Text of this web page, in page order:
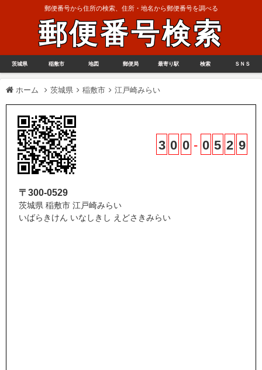
郵便番号から住所の検索、住所・地名から郵便番号を調べる
郵便番号検索
茨城県 稲敷市 地図 郵便局 最寄り駅 検索 ＳＮＳ
ホーム 茨城県 稲敷市 江戸崎みらい
3 0 0 - 0 5 2 9
〒300-0529
茨城県 稲敷市 江戸崎みらい
いばらきけん いなしきし えどさきみらい